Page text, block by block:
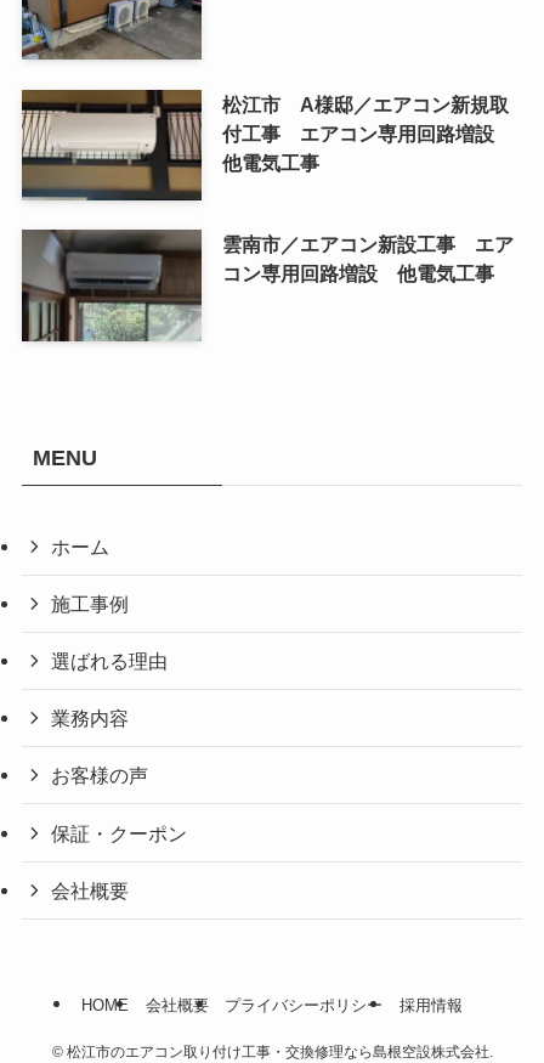
松江市 A様邸／エアコン新規取
付工事 エアコン専用回路増設
他電気工事
雲南市／エアコン新設工事 エア
コン専用回路増設 他電気工事
MENU
ホーム
施工事例
選ばれる理由
業務内容
お客様の声
保証・クーポン
会社概要
HOME 会社概要 プライバシーポリシー 採用情報
©松江市のエアコン取り付け工事・交換修理なら島根空設株式会社.